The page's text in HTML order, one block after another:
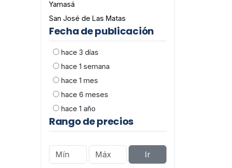
Yamasá
San José de Las Matas
Fecha de publicación
hace 3 días
hace 1 semana
hace 1 mes
hace 6 meses
hace 1 año
Rango de precios
Ir